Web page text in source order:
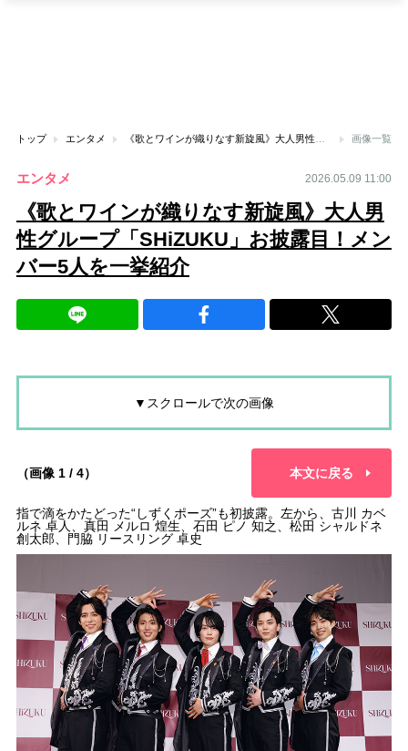
トップ エンタメ 画像一覧
エンタメ 2026.05.09 11:00
《歌とワインが織りなす新旋風》大人男
性グループ「SHiZUKU」お披露目！メン
バー5人を一挙紹介
▼スクロールで次の画像
（画像 1 / 4） 本文に戻る
指で滴をかたどった“しずくポーズ”も初披露。左から、古川 カベ
ルネ 卓人、真田 メルロ 煌生、石田 ピノ 知之、松田 シャルドネ
創太郎、門脇 リースリング 卓史